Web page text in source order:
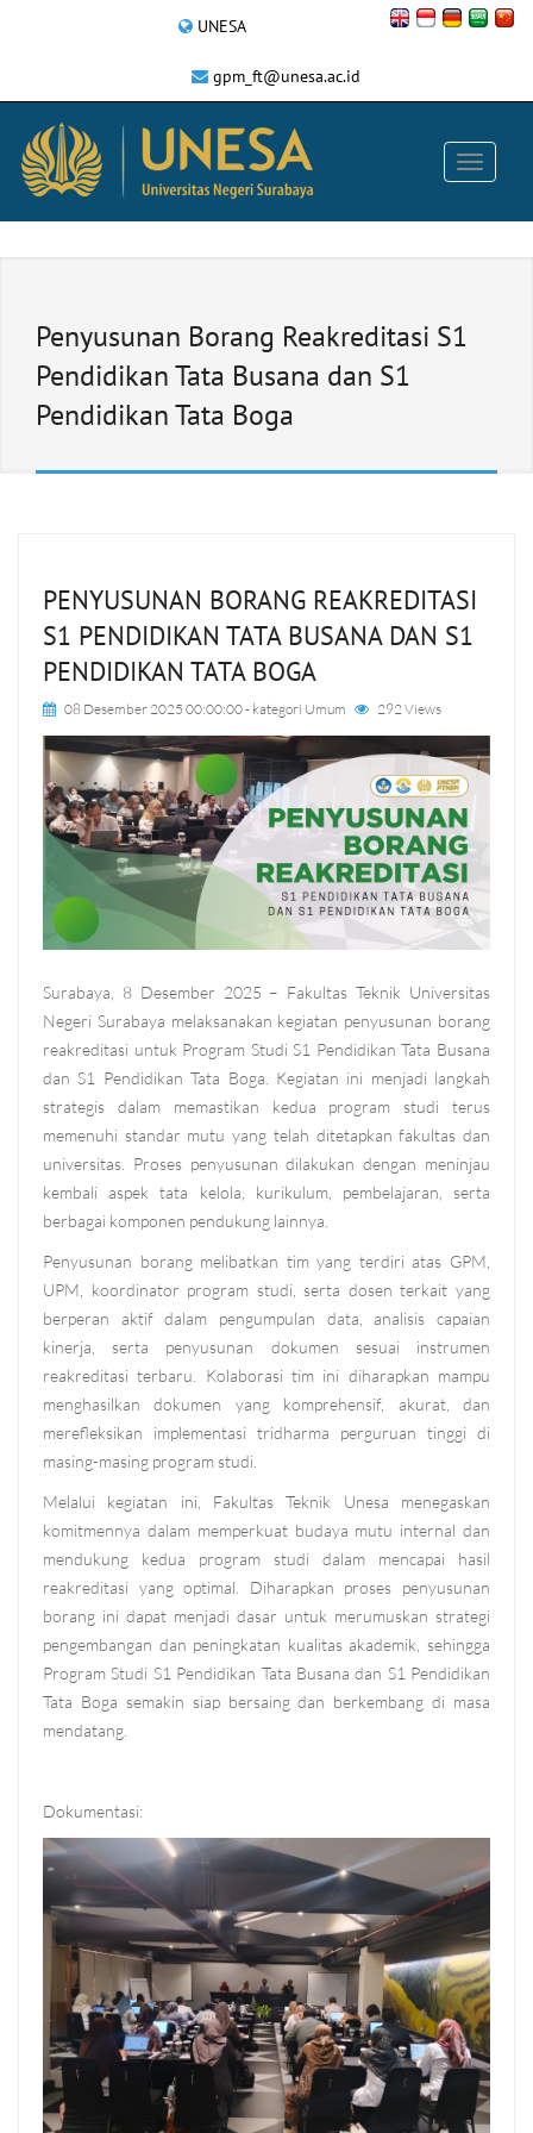
UNESA
gpm_ft@unesa.ac.id
Penyusunan Borang Reakreditasi S1
Pendidikan Tata Busana dan S1
Pendidikan Tata Boga
PENYUSUNAN BORANG REAKREDITASI
S1 PENDIDIKAN TATA BUSANA DAN S1
PENDIDIKAN TATA BOGA
08 Desember 2025 00:00:00- kategori Umum 292 Views
Surabaya, 8 Desember 2025 – Fakultas Teknik Universitas
Negeri Surabaya melaksanakan kegiatan penyusunan borang
reakreditasi untuk Program Studi S1 Pendidikan Tata Busana
dan S1 Pendidikan Tata Boga. Kegiatan ini menjadi langkah
strategis dalam memastikan kedua program studi terus
memenuhi standar mutu yang telah ditetapkan fakultas dan
universitas. Proses penyusunan dilakukan dengan meninjau
kembali aspek tata kelola, kurikulum, pembelajaran, serta
berbagai komponen pendukung lainnya.
Penyusunan borang melibatkan tim yang terdiri atas GPM,
UPM, koordinator program studi, serta dosen terkait yang
berperan aktif dalam pengumpulan data, analisis capaian
kinerja, serta penyusunan dokumen sesuai instrumen
reakreditasi terbaru. Kolaborasi tim ini diharapkan mampu
menghasilkan dokumen yang komprehensif, akurat, dan
merefleksikan implementasi tridharma perguruan tinggi di
masing-masing program studi.
Melalui kegiatan ini, Fakultas Teknik Unesa menegaskan
komitmennya dalam memperkuat budaya mutu internal dan
mendukung kedua program studi dalam mencapai hasil
reakreditasi yang optimal. Diharapkan proses penyusunan
borang ini dapat menjadi dasar untuk merumuskan strategi
pengembangan dan peningkatan kualitas akademik, sehingga
Program Studi S1 Pendidikan Tata Busana dan S1 Pendidikan
Tata Boga semakin siap bersaing dan berkembang di masa
mendatang.
Dokumentasi: